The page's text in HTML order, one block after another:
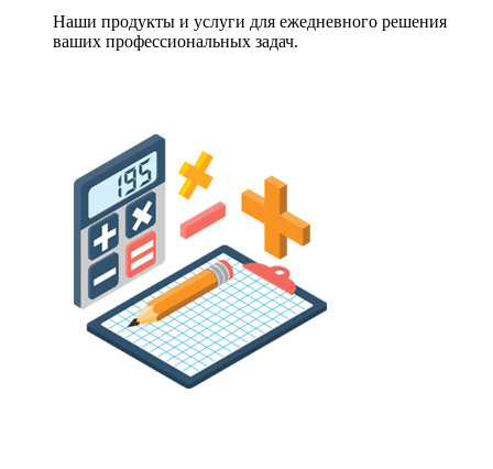
Наши продукты и услуги для ежедневного решения
ваших профессиональных задач.